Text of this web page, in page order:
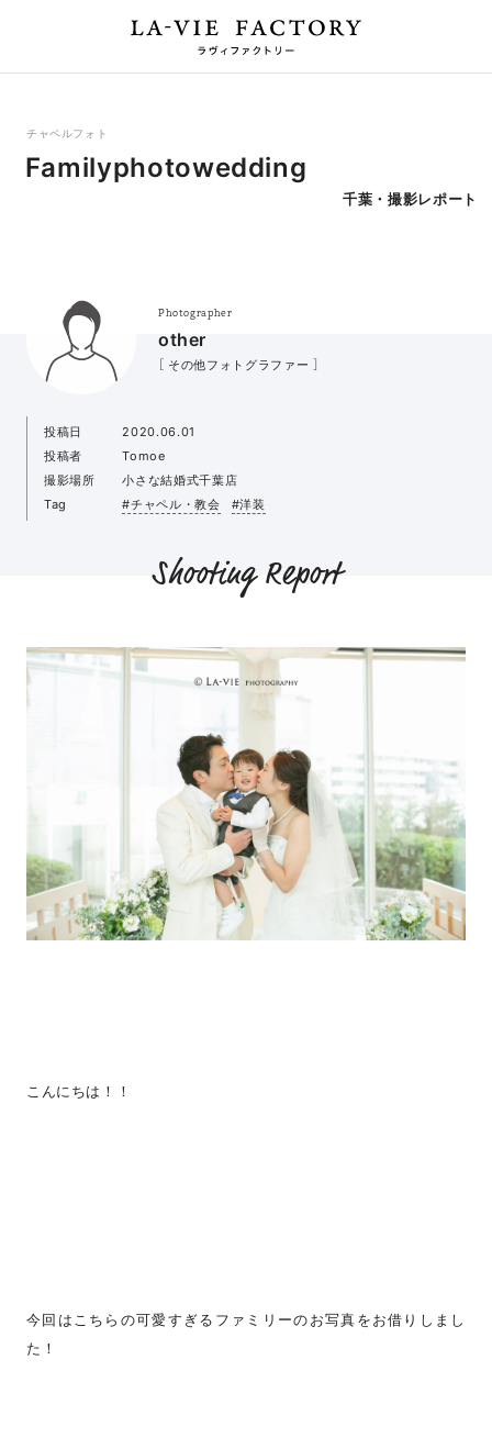
チャペルフォト
Familyphotowedding
千葉・撮影レポート
Photographer
other
［ その他フォトグラファー ］
投稿日
2020.06.01
投稿者
Tomoe
撮影場所
小さな結婚式千葉店
Tag
#チャペル・教会 #洋装
Shooting Report
こんにちは！！
今回はこちらの可愛すぎるファミリーのお写真をお借りしまし
た！